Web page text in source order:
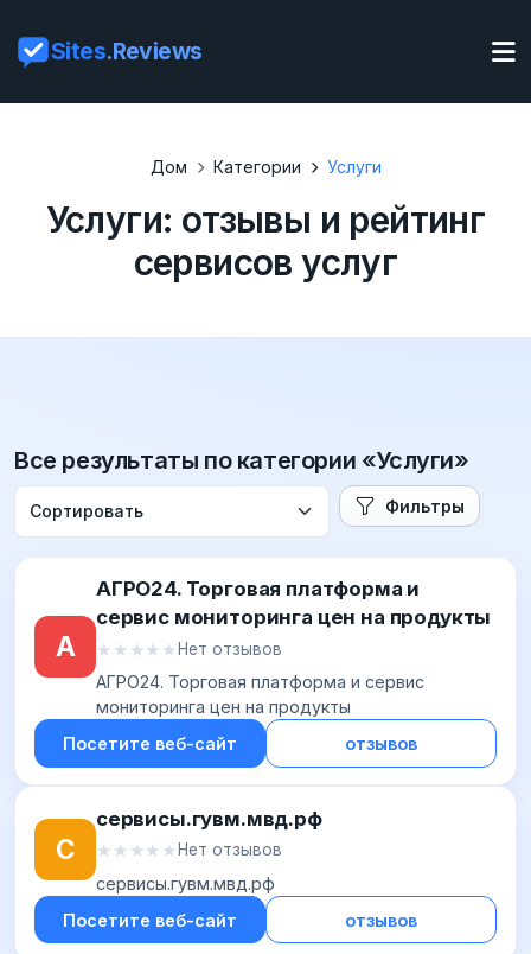
Sites.Reviews
Дом Категории Услуги
Услуги: отзывы и рейтинг
сервисов услуг
Все результаты по категории «Услуги»
Фильтры
А
АГРО24. Торговая платформа и
сервис мониторинга цен на продукты
★★★★★
★★★★★ Нет отзывов
АГРО24. Торговая платформа и сервис
мониторинга цен на продукты
Посетите веб-сайт
отзывов
С
сервисы.гувм.мвд.рф
★★★★★
★★★★★ Нет отзывов
сервисы.гувм.мвд.рф
Посетите веб-сайт
отзывов